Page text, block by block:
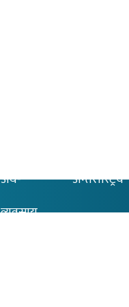
अर्थ-
व्यवसाय
अन्तरास्ट्रिय